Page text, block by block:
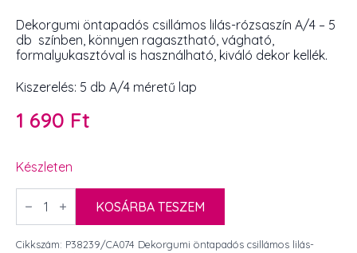
Dekorgumi öntapadós csillámos lilás-rózsaszín A/4 – 5
db színben, könnyen ragasztható, vágható,
formalyukasztóval is használható, kiváló dekor kellék.
Kiszerelés: 5 db A/4 méretű lap
1 690 Ft
Készleten
Dekorgumi
öntapadós
rózsaszín
KOSÁRBA TESZEM
Cikkszám: P38239/CA074 Dekorgumi öntapadós csillámos lilás-